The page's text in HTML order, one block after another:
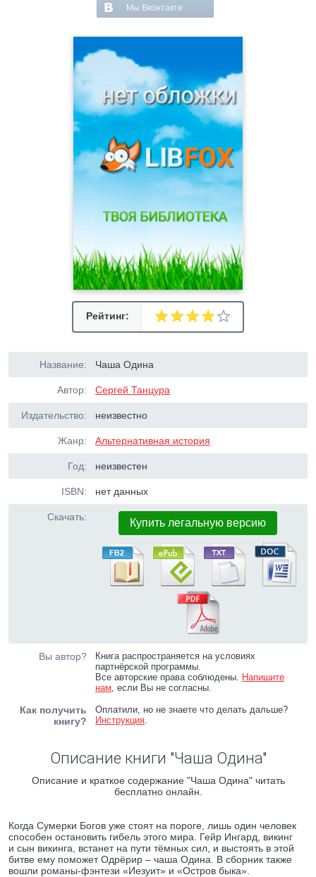
Мы Вконтакте
Рейтинг:
Название: Чаша Одина
Автор: Сергей Танцура
Издательство: неизвестно
Жанр: Альтернативная история
Год: неизвестен
ISBN: нет данных
Скачать: Купить легальную версию
Вы автор?
Книга распространяется на условиях
партнёрской программы.
Все авторские права соблюдены. Напишите
нам, если Вы не согласны.
Как получить
книгу?
Оплатили, но не знаете что делать дальше?
Инструкция.
Описание книги "Чаша Одина"
Описание и краткое содержание "Чаша Одина" читать
бесплатно онлайн.
Когда Сумерки Богов уже стоят на пороге, лишь один человек
способен остановить гибель этого мира. Гейр Ингард, викинг
и сын викинга, встанет на пути тёмных сил, и выстоять в этой
битве ему поможет Одрёрир – чаша Одина. В сборник также
вошли романы-фэнтези «Иезуит» и «Остров быка».